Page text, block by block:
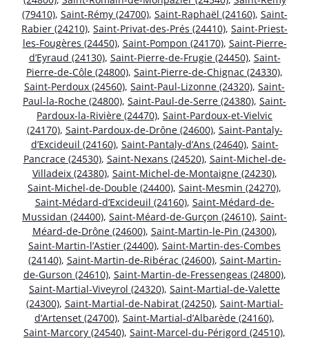
(79410), Saint-Rémy (24700), Saint-Raphaël (24160), Saint-
Rabier (24210), Saint-Privat-des-Prés (24410), Saint-Priest-
les-Fougères (24450), Saint-Pompon (24170), Saint-Pierre-
d’Eyraud (24130), Saint-Pierre-de-Frugie (24450), Saint-
Pierre-de-Côle (24800), Saint-Pierre-de-Chignac (24330),
Saint-Perdoux (24560), Saint-Paul-Lizonne (24320), Saint-
Paul-la-Roche (24800), Saint-Paul-de-Serre (24380), Saint-
Pardoux-la-Rivière (24470), Saint-Pardoux-et-Vielvic
(24170), Saint-Pardoux-de-Drône (24600), Saint-Pantaly-
d’Excideuil (24160), Saint-Pantaly-d’Ans (24640), Saint-
Pancrace (24530), Saint-Nexans (24520), Saint-Michel-de-
Villadeix (24380), Saint-Michel-de-Montaigne (24230),
Saint-Michel-de-Double (24400), Saint-Mesmin (24270),
Saint-Médard-d’Excideuil (24160), Saint-Médard-de-
Mussidan (24400), Saint-Méard-de-Gurçon (24610), Saint-
Méard-de-Drône (24600), Saint-Martin-le-Pin (24300),
Saint-Martin-l’Astier (24400), Saint-Martin-des-Combes
(24140), Saint-Martin-de-Ribérac (24600), Saint-Martin-
de-Gurson (24610), Saint-Martin-de-Fressengeas (24800),
Saint-Martial-Viveyrol (24320), Saint-Martial-de-Valette
(24300), Saint-Martial-de-Nabirat (24250), Saint-Martial-
d’Artenset (24700), Saint-Martial-d’Albarède (24160),
Saint-Marcory (24540), Saint-Marcel-du-Périgord (24510),